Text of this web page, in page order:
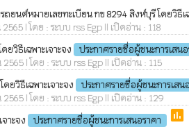
ยนต์หมายเลขทะเบียน กข 8294 สิงห์บุรี โดยวิธีเ
| โดย : ระบบ rss Egp || เปิดอ่าน : 118
วิธีเฉพาะเจาะจง
ประกาศรายชื่อผู้ชนะการเสน
| โดย : ระบบ rss Egp || เปิดอ่าน : 115
ยวิธีเฉพาะเจาะจง
ประกาศรายชื่อผู้ชนะการเสน
| โดย : ระบบ rss Egp || เปิดอ่าน : 129
าะจง ประกาศรายชื่อผู้ชนะการเสนอราคา poll